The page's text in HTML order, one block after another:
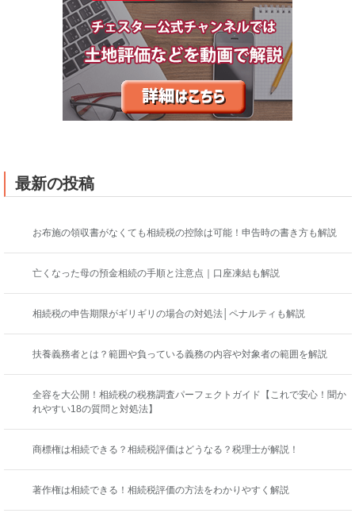
最新の投稿
お布施の領収書がなくても相続税の控除は可能！申告時の書き方も解説
亡くなった母の預金相続の手順と注意点｜口座凍結も解説
相続税の申告期限がギリギリの場合の対処法│ペナルティも解説
扶養義務者とは？範囲や負っている義務の内容や対象者の範囲を解説
全容を大公開！相続税の税務調査パーフェクトガイド【これで安心！聞か
れやすい18の質問と対処法】
商標権は相続できる？相続税評価はどうなる？税理士が解説！
著作権は相続できる！相続税評価の方法をわかりやすく解説